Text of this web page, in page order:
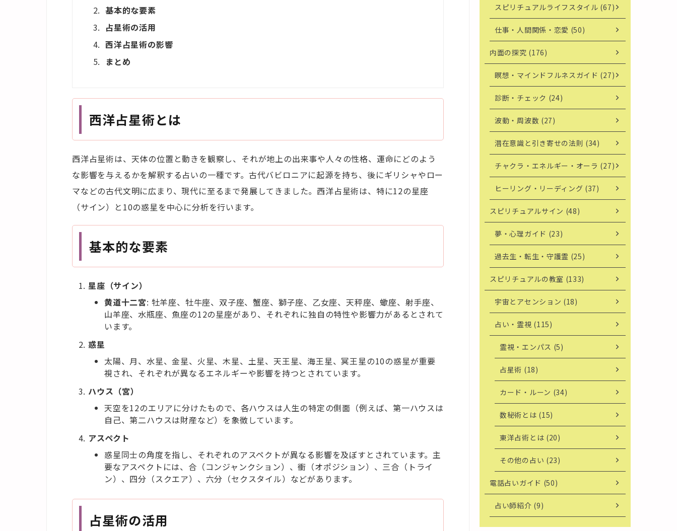
基本的な要素
占星術の活用
西洋占星術の影響
まとめ
西洋占星術とは
西洋占星術は、天体の位置と動きを観察し、それが地上の出来事や人々の性格、運命にどのよう
な影響を与えるかを解釈する占いの一種です。古代バビロニアに起源を持ち、後にギリシャやロー
マなどの古代文明に広まり、現代に至るまで発展してきました。西洋占星術は、特に12の星座
（サイン）と10の惑星を中心に分析を行います。
基本的な要素
星座（サイン）
黄道十二宮: 牡羊座、牡牛座、双子座、蟹座、獅子座、乙女座、天秤座、蠍座、射手座、
山羊座、水瓶座、魚座の12の星座があり、それぞれに独自の特性や影響力があるとされて
います。
惑星
太陽、月、水星、金星、火星、木星、土星、天王星、海王星、冥王星の10の惑星が重要
視され、それぞれが異なるエネルギーや影響を持つとされています。
ハウス（宮）
天空を12のエリアに分けたもので、各ハウスは人生の特定の側面（例えば、第一ハウスは
自己、第二ハウスは財産など）を象徴しています。
アスペクト
惑星同士の角度を指し、それぞれのアスペクトが異なる影響を及ぼすとされています。主
要なアスペクトには、合（コンジャンクション）、衝（オポジション）、三合（トライ
ン）、四分（スクエア）、六分（セクスタイル）などがあります。
占星術の活用
スピリチュアルライフスタイル (67)
仕事・人間関係・恋愛 (50)
内面の探究 (176)
瞑想・マインドフルネスガイド (27)
診断・チェック (24)
波動・周波数 (27)
潜在意識と引き寄せの法則 (34)
チャクラ・エネルギー・オーラ (27)
ヒーリング・リーディング (37)
スピリチュアルサイン (48)
夢・心理ガイド (23)
過去生・転生・守護霊 (25)
スピリチュアルの教室 (133)
宇宙とアセンション (18)
占い・霊視 (115)
霊視・エンパス (5)
占星術 (18)
カード・ルーン (34)
数秘術とは (15)
東洋占術とは (20)
その他の占い (23)
電話占いガイド (50)
占い師紹介 (9)